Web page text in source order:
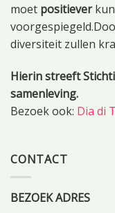
moet positiever
diversiteit zullen
Hierin streeft
samenleving.
Bezoek ook: Dia di
CONTACT
BEZOEK ADRES